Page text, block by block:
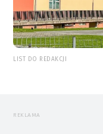
LIST DO REDAKCJI
REKLAMA